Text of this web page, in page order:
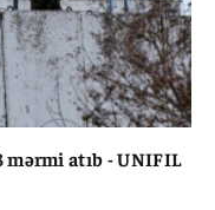
atıb - UNIFIL